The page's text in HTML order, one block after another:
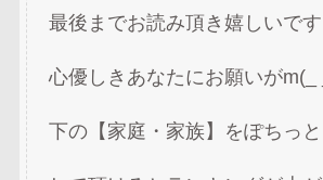
最後までお読み頂き嬉しいです
心優しきあなたにお願いがm(_
下の【家庭・家族】をぽちっと